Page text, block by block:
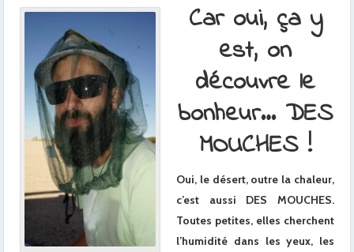
Car oui, ça y
est, on
découvre le
bonheur… DES
MOUCHES !
Oui, le désert, outre la chaleur,
c’est aussi DES MOUCHES.
Toutes petites, elles cherchent
l’humidité dans les yeux, les